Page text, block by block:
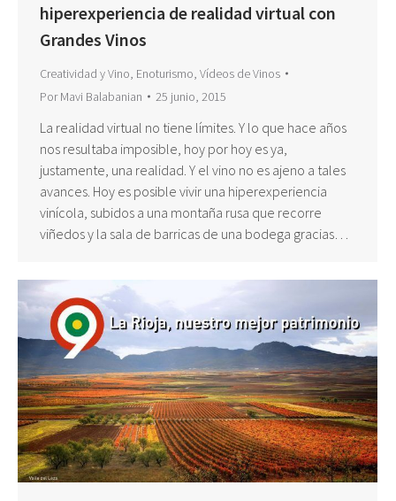
hiperexperiencia de realidad virtual con
Grandes Vinos
Creatividad y Vino, Enoturismo, Vídeos de Vinos
PorMavi Balabanian 25 junio, 2015
La realidad virtual no tiene límites. Y lo que hace años
nos resultaba imposible, hoy por hoy es ya,
justamente, una realidad. Y el vino no es ajeno a tales
avances. Hoy es posible vivir una hiperexperiencia
vinícola, subidos a una montaña rusa que recorre
viñedos y la sala de barricas de una bodega gracias…